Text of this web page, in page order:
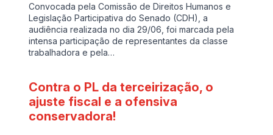
Convocada pela Comissão de Direitos Humanos e
Legislação Participativa do Senado (CDH), a
audiência realizada no dia 29/06, foi marcada pela
intensa participação de representantes da classe
trabalhadora e pela…
Contra o PL da terceirização, o
ajuste fiscal e a ofensiva
conservadora!